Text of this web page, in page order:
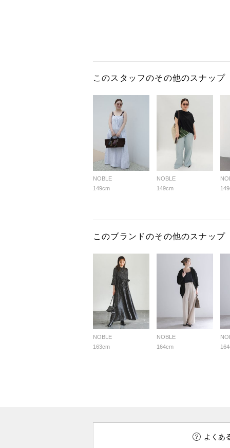
このスタッフのその他のスナップ
NOBLE
149cm
NOBLE
149cm
このブランドのその他のスナップ
NOBLE
163cm
NOBLE
164cm
よくあ